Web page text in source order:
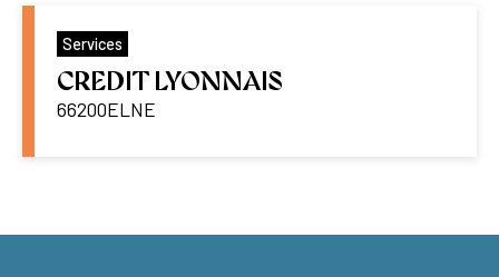
Services
CREDIT LYONNAIS
66200ELNE